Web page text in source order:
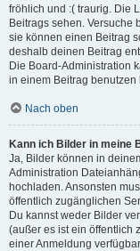
fröhlich und :( traurig. Die
Beitrags sehen. Versuche
sie können einen Beitrag
deshalb deinen Beitrag
Die Board-Administration
in einem Beitrag benutzen
Nach oben
Kann ich Bilder in meine
Ja, Bilder können in
Administration
hochladen. Ansonsten
öffentlich zugänglichen
Du kannst weder Bilder
(außer es ist ein öffentlich
einer Anmeldung